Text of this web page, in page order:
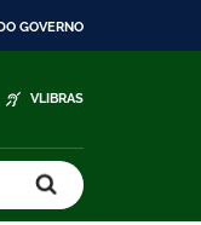
GOVERNO
VLIBRAS